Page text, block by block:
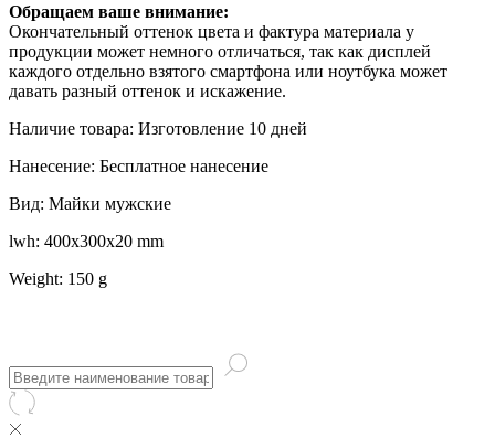
Обращаем ваше внимание:
Окончательный оттенок цвета и фактура материала у
продукции может немного отличаться, так как дисплей
каждого отдельно взятого смартфона или ноутбука может
давать разный оттенок и искажение.
Наличие товара: Изготовление 10 дней
Нанесение: Бесплатное нанесение
Вид: Майки мужские
lwh: 400x300x20 mm
Weight: 150 g